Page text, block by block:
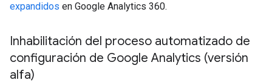
expandidos en Google Analytics 360.
Inhabilitación del proceso automatizado de
configuración de Google Analytics (versión
alfa)